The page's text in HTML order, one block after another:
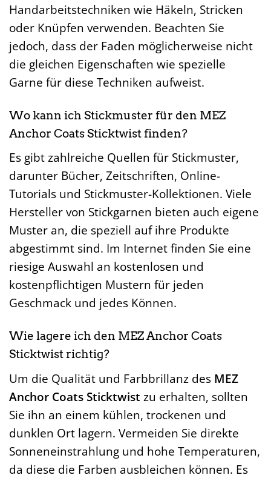
Handarbeitstechniken wie Häkeln, Stricken
oder Knüpfen verwenden. Beachten Sie
jedoch, dass der Faden möglicherweise nicht
die gleichen Eigenschaften wie spezielle
Garne für diese Techniken aufweist.
Wo kann ich Stickmuster für den MEZ
Anchor Coats Sticktwist finden?
Es gibt zahlreiche Quellen für Stickmuster,
darunter Bücher, Zeitschriften, Online-
Tutorials und Stickmuster-Kollektionen. Viele
Hersteller von Stickgarnen bieten auch eigene
Muster an, die speziell auf ihre Produkte
abgestimmt sind. Im Internet finden Sie eine
riesige Auswahl an kostenlosen und
kostenpflichtigen Mustern für jeden
Geschmack und jedes Können.
Wie lagere ich den MEZ Anchor Coats
Sticktwist richtig?
Um die Qualität und Farbbrillanz des MEZ
Anchor Coats Sticktwist zu erhalten, sollten
Sie ihn an einem kühlen, trockenen und
dunklen Ort lagern. Vermeiden Sie direkte
Sonneneinstrahlung und hohe Temperaturen,
da diese die Farben ausbleichen können. Es